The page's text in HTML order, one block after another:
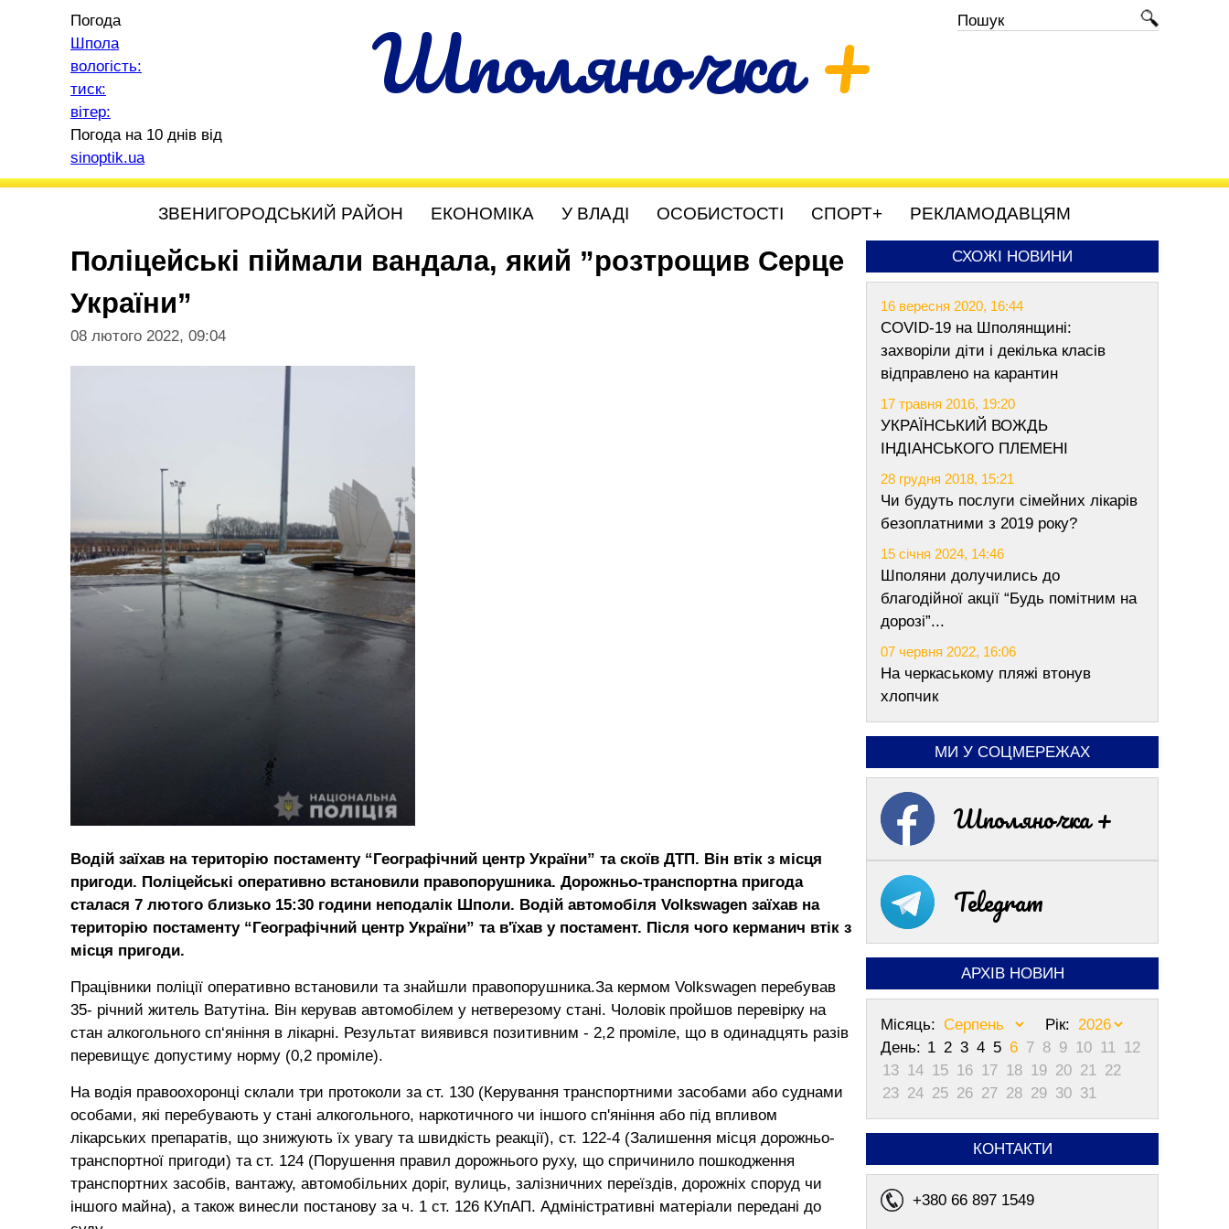
Шполяночка+
Погода
Шпола
вологість:
тиск:
вітер:
Погода на 10 днів від
sinoptik.ua
ЗВЕНИГОРОДСЬКИЙ РАЙОН ЕКОНОМІКА У ВЛАДІ ОСОБИСТОСТІ СПОРТ+ РЕКЛАМОДАВЦЯМ
Поліцейські піймали вандала, який ”розтрощив Серце
України”
08 лютого 2022, 09:04
Водій заїхав на територію постаменту “Географічний центр України” та скоїв ДТП. Він втік з місця
пригоди. Поліцейські оперативно встановили правопорушника. Дорожньо-транспортна пригода
сталася 7 лютого близько 15:30 години неподалік Шполи. Водій автомобіля Volkswagen заїхав на
територію постаменту “Географічний центр України” та в'їхав у постамент. Після чого керманич втік з
місця пригоди.
Працівники поліції оперативно встановили та знайшли правопорушника.За кермом Volkswagen перебував
35- річний житель Ватутіна. Він керував автомобілем у нетверезому стані. Чоловік пройшов перевірку на
стан алкогольного сп‘яніння в лікарні. Результат виявився позитивним - 2,2 проміле, що в одинадцять разів
перевищує допустиму норму (0,2 проміле).
На водія правоохоронці склали три протоколи за ст. 130 (Керування транспортними засобами або суднами
особами, які перебувають у стані алкогольного, наркотичного чи іншого сп'яніння або під впливом
лікарських препаратів, що знижують їх увагу та швидкість реакції), ст. 122-4 (Залишення місця дорожньо-
транспортної пригоди) та ст. 124 (Порушення правил дорожнього руху, що спричинило пошкодження
транспортних засобів, вантажу, автомобільних доріг, вулиць, залізничних переїздів, дорожніх споруд чи
іншого майна), а також винесли постанову за ч. 1 ст. 126 КУпАП. Адміністративні матеріали передані до
СХОЖІ НОВИНИ
16 вересня 2020, 16:44
COVID-19 на Шполянщині:
захворіли діти і декілька класів
відправлено на карантин
17 травня 2016, 19:20
УКРАЇНСЬКИЙ ВОЖДЬ
ІНДІАНСЬКОГО ПЛЕМЕНІ
28 грудня 2018, 15:21
Чи будуть послуги сімейних лікарів
безоплатними з 2019 року?
15 січня 2024, 14:46
Шполяни долучились до
благодійної акції “Будь помітним на
дорозі”...
07 червня 2022, 16:06
На черкаському пляжі втонув
хлопчик
МИ У СОЦМЕРЕЖАХ
Шполяночка +
Telegram
АРХІВ НОВИН
Місяць:
Рік:
День: 1 2 3 4 5 6 7 8 9 10 11 12
13 14 15 16 17 18 19 20 21 22
23 24 25 26 27 28 29 30 31
КОНТАКТИ
+380 66 897 1549